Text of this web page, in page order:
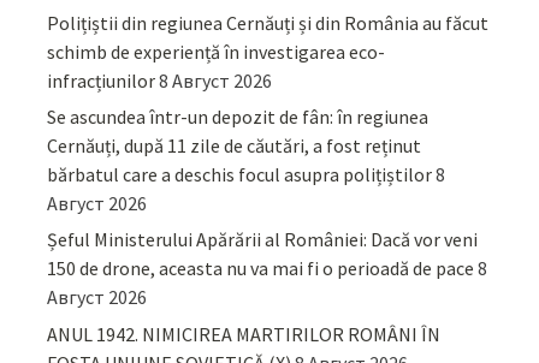
Polițiștii din regiunea Cernăuți și din România au făcut
schimb de experiență în investigarea eco-
infracțiunilor8 Август 2026
Se ascundea într-un depozit de fân: în regiunea
Cernăuți, după 11 zile de căutări, a fost reținut
bărbatul care a deschis focul asupra polițiștilor8
Август 2026
Șeful Ministerului Apărării al României: Dacă vor veni
150 de drone, aceasta nu va mai fi o perioadă de pace 8
Август 2026
ANUL 1942. NIMICIREA MARTIRILOR ROMÂNI ÎN